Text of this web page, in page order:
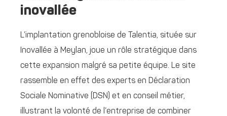
inovallée
L’implantation grenobloise de Talentia, située sur
Inovallée à Meylan, joue un rôle stratégique dans
cette expansion malgré sa petite équipe. Le site
rassemble en effet des experts en Déclaration
Sociale Nominative (DSN) et en conseil métier,
illustrant la volonté de l’entreprise de combiner